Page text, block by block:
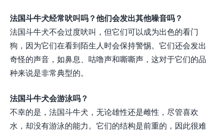
法国斗牛犬经常吠叫吗？他们会发出其他噪音吗？
法国斗牛犬不会过度吠叫，但它们可以成为出色的看门
狗，因为它们在看到陌生人时会保持警惕。它们还会发出
奇怪的声音，如鼻息、咕噜声和嘶嘶声，这对于它们的品
种来说是非常典型的。
法国斗牛犬会游泳吗？
不幸的是，法国斗牛犬，无论雄性还是雌性，尽管喜欢
水，却没有游泳的能力。它们的结构是前重的，因此很难